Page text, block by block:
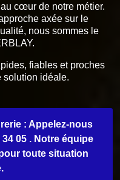
cœur de notre métier.
axée sur le
nous sommes le
fiables et proches
solution idéale.
: Appelez-nous
05 . Notre équipe
toute situation